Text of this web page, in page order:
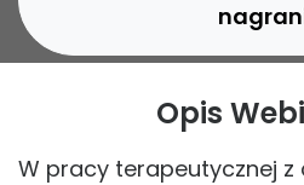
Opis
W pracy terapeutycznej z